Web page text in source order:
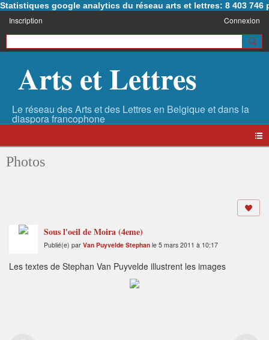
Statistiques google analytics du réseau arts et lettres: 8 403 746
Inscription Connexion
Arts et Lettres
Photos
Sous l'oeil de Moira (4eme)
Publié(e) par Van Puyvelde Stephan le 5 mars 2011 à 10:17
Les textes de Stephan Van Puyvelde illustrent les images